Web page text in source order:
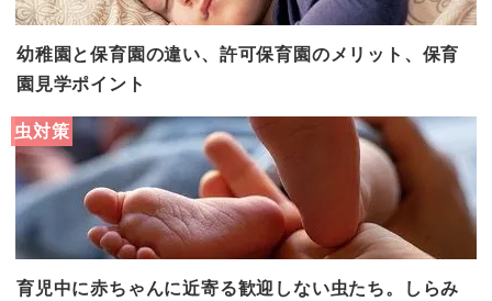
幼稚園と保育園の違い、許可保育園のメリット、保育
園見学ポイント
虫対策
育児中に赤ちゃんに近寄る歓迎しない虫たち。しらみ